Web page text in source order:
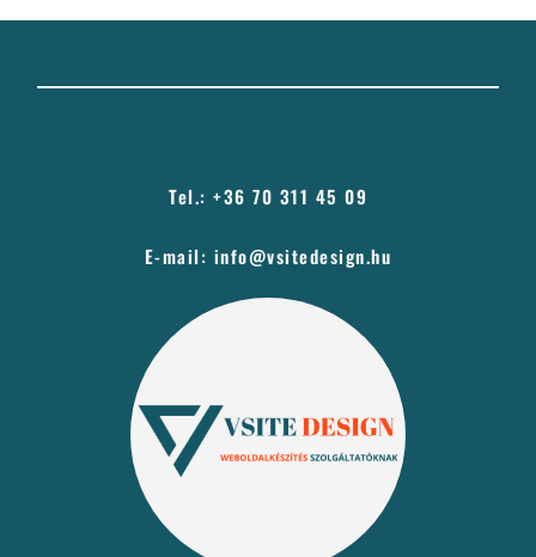
Tel.: +36 70 311 45 09
E-mail: info@vsitedesign.hu